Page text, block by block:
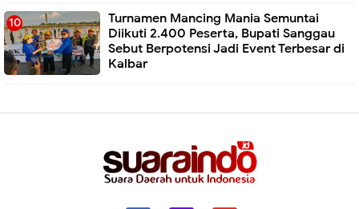
Turnamen Mancing Mania Semuntai
Diikuti 2.400 Peserta, Bupati Sanggau
Sebut Berpotensi Jadi Event Terbesar di
Kalbar